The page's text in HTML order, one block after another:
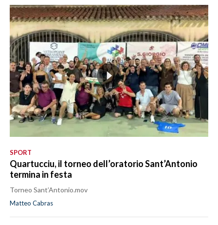
SPORT
Quartucciu, il torneo dell’oratorio Sant’Antonio
termina in festa
Torneo Sant’Antonio.mov
Matteo Cabras